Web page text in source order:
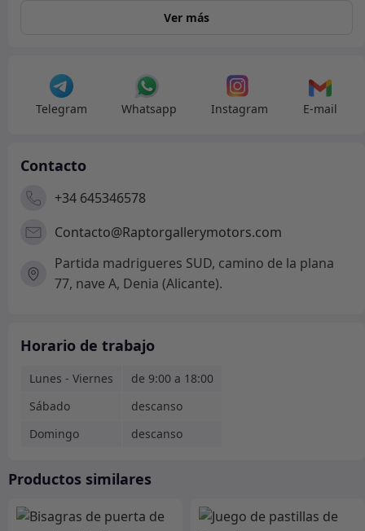
Ver más
Telegram Whatsapp Instagram E-mail
Contacto
+34 645346578
Contacto@Raptorgallerymotors.com
Partida madrigueres SUD, camino de la plana
77, nave A, Denia (Alicante).
Horario de trabajo
Lunes - Viernes
de 9:00 a 18:00
Sábado
descanso
Domingo
descanso
Productos similares